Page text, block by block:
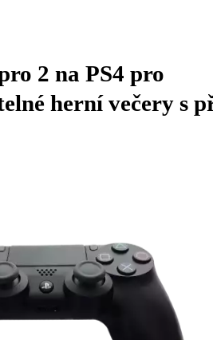
2 na PS4 pro
herní večery s